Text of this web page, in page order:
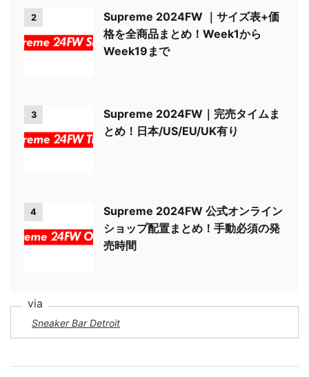
2
Supreme 2024FW ｜サイズ表+価
格を全商品まとめ！Week1から
Week19まで
3
Supreme 2024FW｜完売タイムま
とめ！日本/US/EU/UK有り
4
Supreme 2024FW 公式オンライン
ショップ配置まとめ！手動必須の発
売時間
Sneaker Bar Detroit